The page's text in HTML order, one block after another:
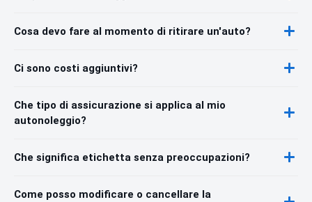
Cosa devo fare al momento di ritirare un'auto?
Ci sono costi aggiuntivi?
Che tipo di assicurazione si applica al mio
autonoleggio?
Che significa etichetta senza preoccupazioni?
Come posso modificare o cancellare la